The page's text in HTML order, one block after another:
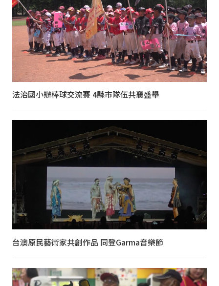
法治國小辦棒球交流賽 4縣市隊伍共襄盛舉
台澳原民藝術家共創作品 同登Garma音樂節